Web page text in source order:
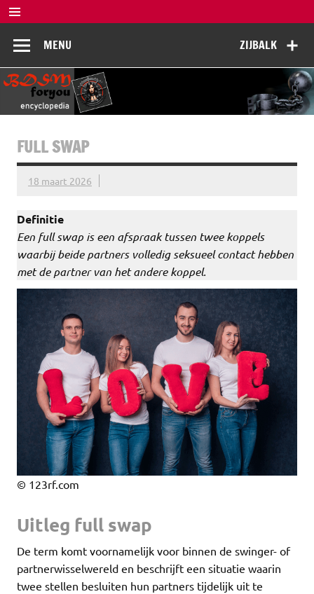
Doorgaan
naar
inhoud
BDSM
Encyclopedia
ZIJBALK
MENU
FULL SWAP
18 maart 2026
Definitie
Een full swap is een afspraak tussen twee koppels
waarbij beide partners volledig seksueel contact hebben
met de partner van het andere koppel.
© 123rf.com
Uitleg full swap
De term komt voornamelijk voor binnen de swinger- of
partnerwisselwereld en beschrijft een situatie waarin
twee stellen besluiten hun partners tijdelijk uit te